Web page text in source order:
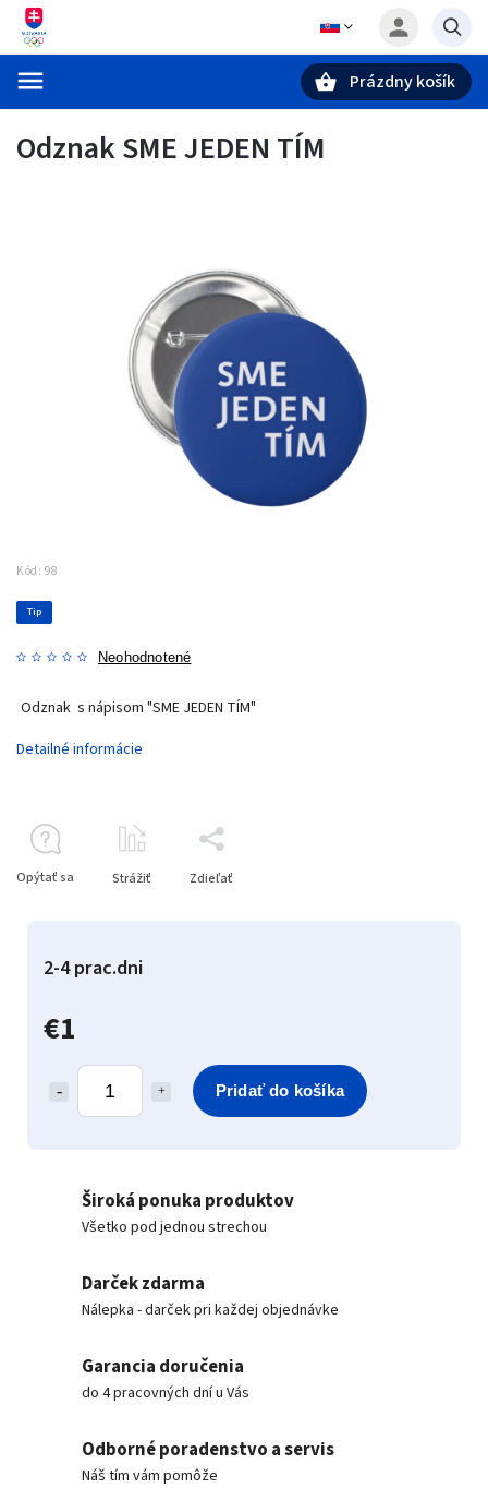
Prázdny košík
Odznak SME JEDEN TÍM
Kód: 98
Tip
Neohodnotené
€1
Pridať do košíka
2-4 prac.dni
Odznak s nápisom "SME JEDEN TÍM"
Detailné informácie
Opýtať sa Strážiť Zdieľať
Široká ponuka produktov
Všetko pod jednou strechou
Darček zdarma
Nálepka - darček pri každej objednávke
Garancia doručenia
do 4 pracovných dní u Vás
Odborné poradenstvo a servis
Náš tím vám pomôže